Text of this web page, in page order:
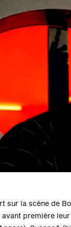
sur la scène de
première